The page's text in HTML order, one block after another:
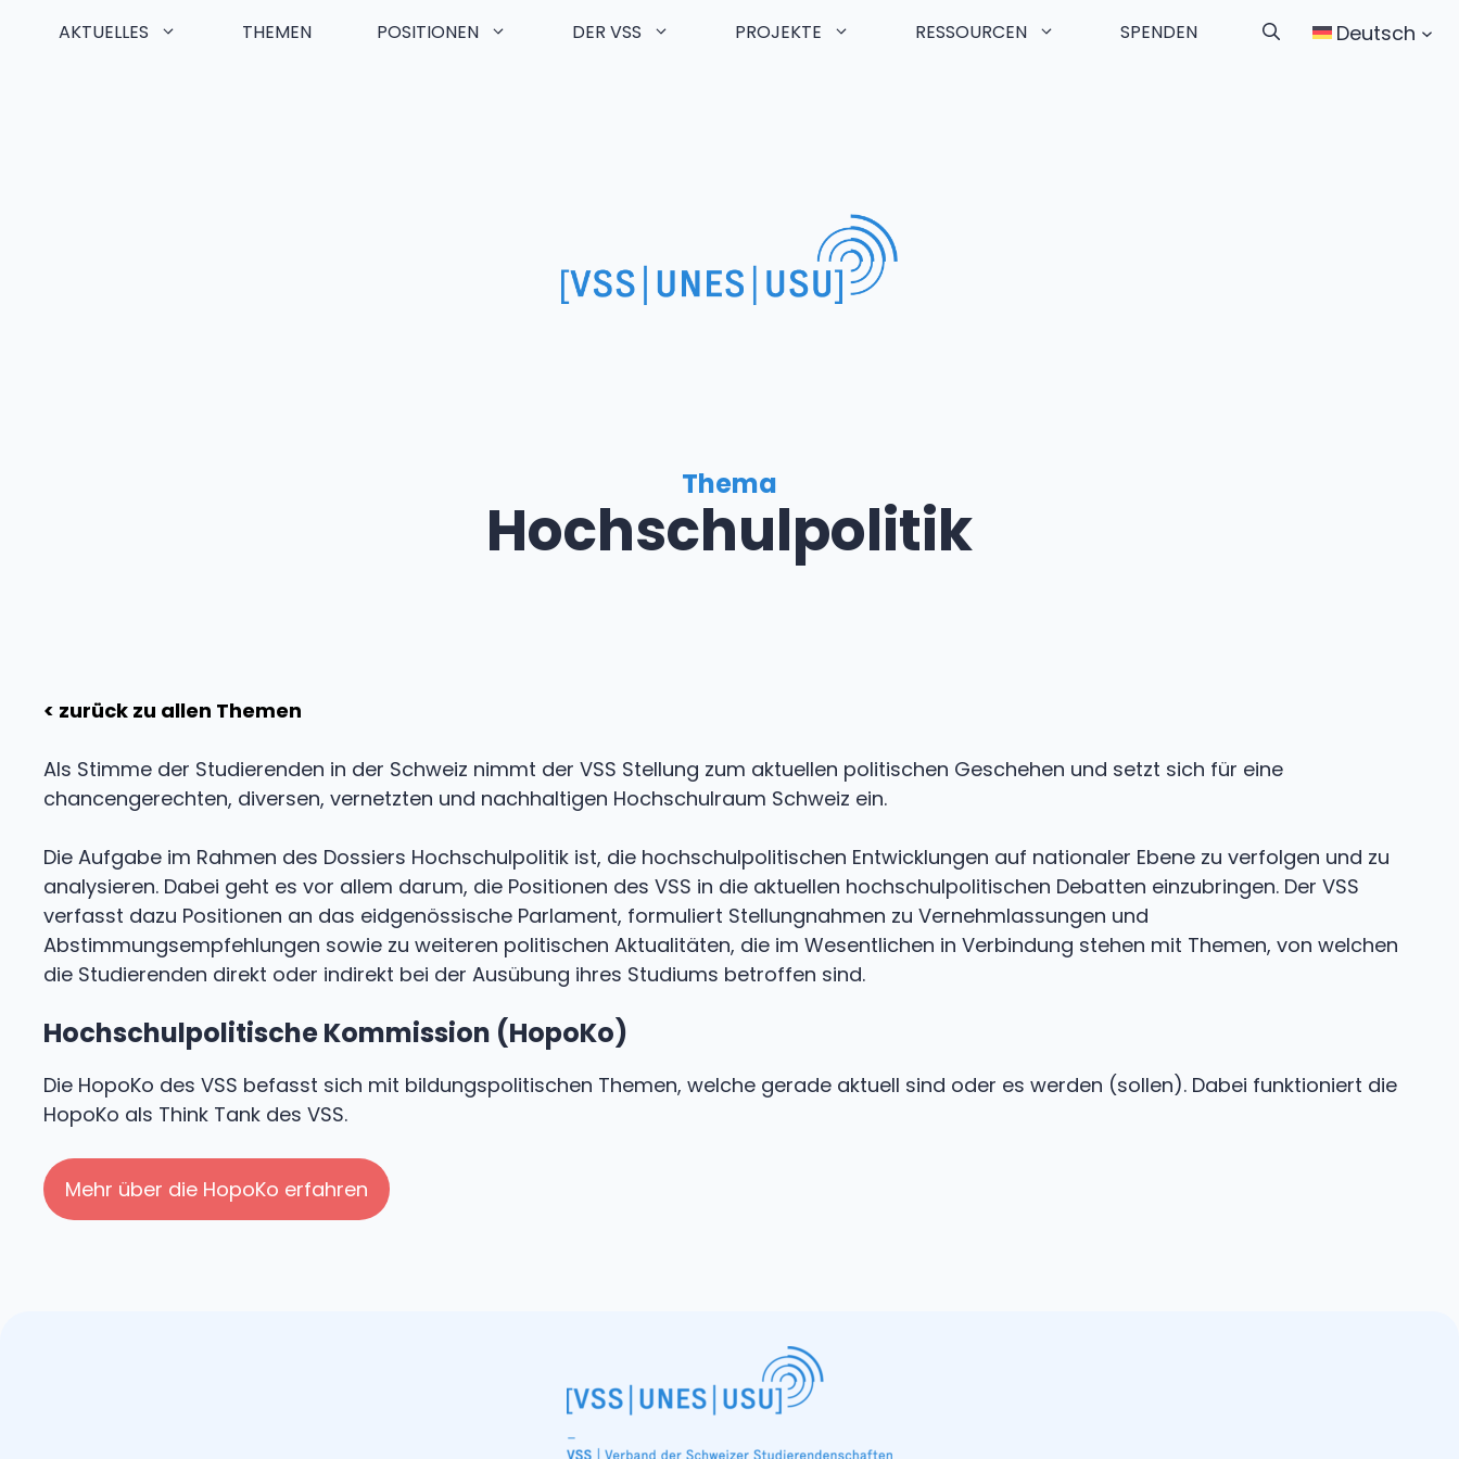
AKTUELLES THEMEN POSITIONEN DER VSS PROJEKTE RESSOURCEN SPENDEN Deutsch
Thema
Hochschulpolitik
< zurück zu allen Themen
Als Stimme der Studierenden in der Schweiz nimmt der VSS Stellung zum aktuellen politischen Geschehen und setzt sich für eine
chancengerechten, diversen, vernetzten und nachhaltigen Hochschulraum Schweiz ein.
Die Aufgabe im Rahmen des Dossiers Hochschulpolitik ist, die hochschulpolitischen Entwicklungen auf nationaler Ebene zu verfolgen und zu
analysieren. Dabei geht es vor allem darum, die Positionen des VSS in die aktuellen hochschulpolitischen Debatten einzubringen. Der VSS
verfasst dazu Positionen an das eidgenössische Parlament, formuliert Stellungnahmen zu Vernehmlassungen und
Abstimmungsempfehlungen sowie zu weiteren politischen Aktualitäten, die im Wesentlichen in Verbindung stehen mit Themen, von welchen
die Studierenden direkt oder indirekt bei der Ausübung ihres Studiums betroffen sind.
Hochschulpolitische Kommission (HopoKo)
Die HopoKo des VSS befasst sich mit bildungspolitischen Themen, welche gerade aktuell sind oder es werden (sollen). Dabei funktioniert die
HopoKo als Think Tank des VSS.
Mehr über die HopoKo erfahren